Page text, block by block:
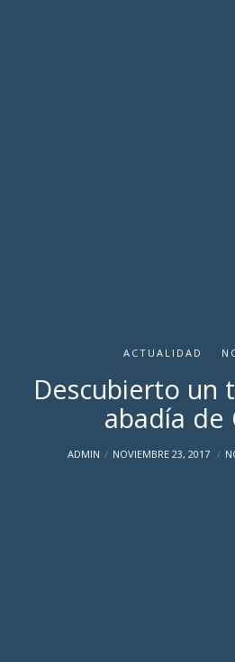
ACTUALIDAD
Descubierto un
abadía de
ADMIN NOVIEMBRE 23, 2017